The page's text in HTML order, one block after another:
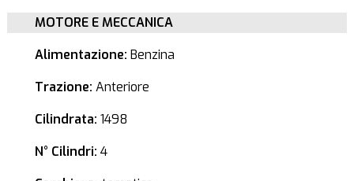
MOTORE E MECCANICA
Alimentazione: Benzina
Trazione: Anteriore
Cilindrata: 1498
N° Cilindri: 4